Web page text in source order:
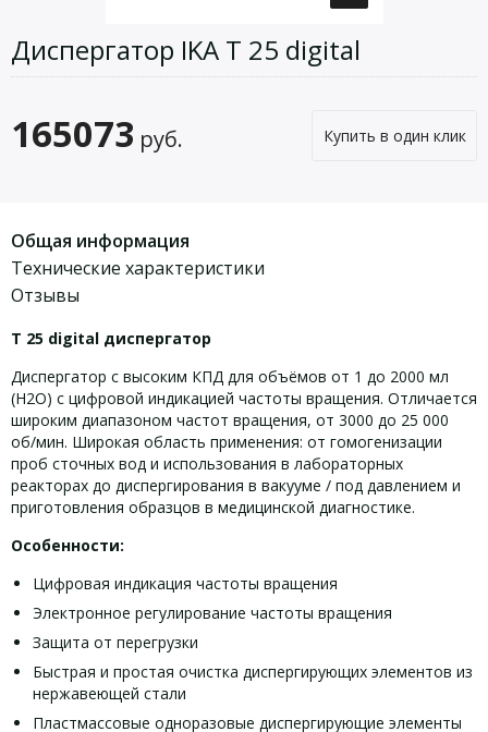
Диспергатор IKA T 25 digital
165073 руб. Купить в один клик
Общая информация
Технические характеристики
Отзывы
T 25 digital диспергатор
Диспергатор с высоким КПД для объёмов от 1 до 2000 мл
(H2O) с цифровой индикацией частоты вращения. Отличается
широким диапазоном частот вращения, от 3000 до 25 000
об/мин. Широкая область применения: от гомогенизации
проб сточных вод и использования в лабораторных
реакторах до диспергирования в вакууме / под давлением и
приготовления образцов в медицинской диагностике.
Особенности:
Цифровая индикация частоты вращения
Электронное регулирование частоты вращения
Защита от перегрузки
Быстрая и простая очистка диспергирующих элементов из
нержавеющей стали
Пластмассовые одноразовые диспергирующие элементы